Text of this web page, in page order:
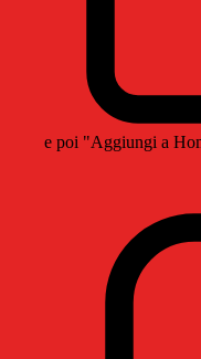
e poi "Aggiungi a